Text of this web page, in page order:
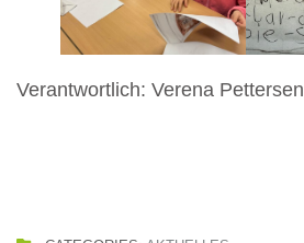
Verantwortlich: Verena Pettersen